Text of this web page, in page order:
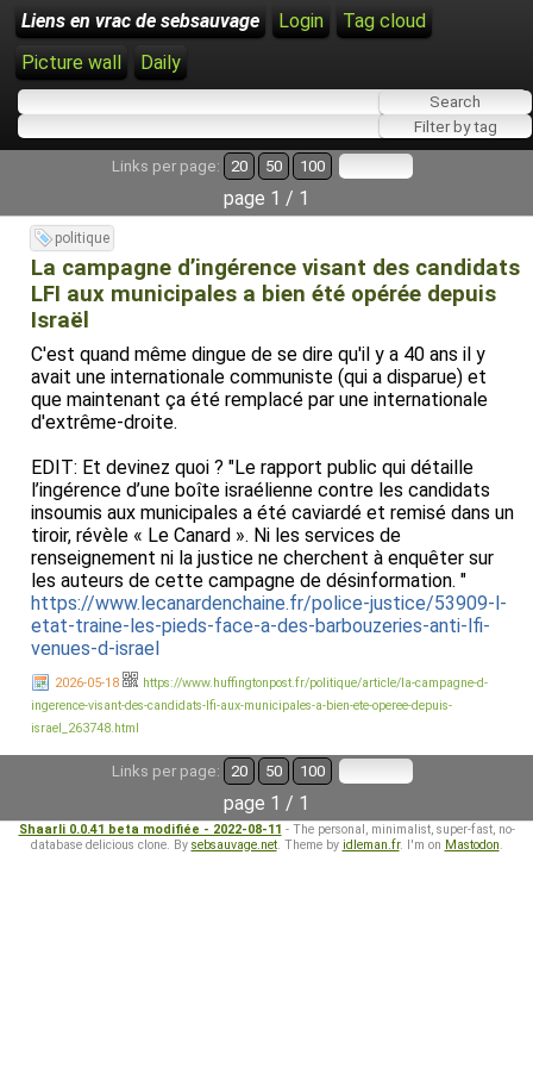
Liens en vrac de sebsauvage Login
Tag cloud
Picture wall
Daily
Links per page: 20 50 100
page 1 / 1
politique
La campagne d’ingérence visant des candidats
LFI aux municipales a bien été opérée depuis
Israël
C'est quand même dingue de se dire qu'il y a 40 ans il y
avait une internationale communiste (qui a disparue) et
que maintenant ça été remplacé par une internationale
d'extrême-droite.
EDIT: Et devinez quoi ? "Le rapport public qui détaille
l’ingérence d’une boîte israélienne contre les candidats
insoumis aux municipales a été caviardé et remisé dans un
tiroir, révèle « Le Canard ». Ni les services de
renseignement ni la justice ne cherchent à enquêter sur
les auteurs de cette campagne de désinformation. "
https://www.lecanardenchaine.fr/police-justice/53909-l-
etat-traine-les-pieds-face-a-des-barbouzeries-anti-lfi-
venues-d-israel
2026-05-18
https://www.huffingtonpost.fr/politique/article/la-campagne-d-
ingerence-visant-des-candidats-lfi-aux-municipales-a-bien-ete-operee-depuis-
israel_263748.html
Links per page: 20 50 100
page 1 / 1
Shaarli 0.0.41 beta modifiée - 2022-08-11 - The personal, minimalist, super-fast, no-
database delicious clone. By sebsauvage.net. Theme by idleman.fr. I'm on Mastodon.